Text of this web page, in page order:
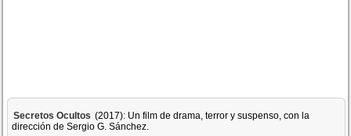
Secretos Ocultos (2017): Un film de drama, terror y suspenso, con la
dirección de Sergio G. Sánchez.